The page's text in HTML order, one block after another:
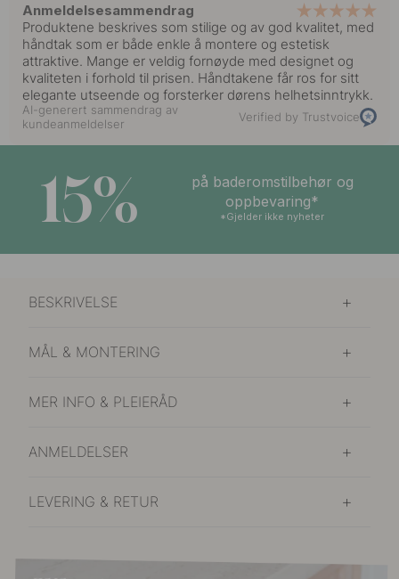
Anmeldelsesammendrag
Produktene beskrives som stilige og av god kvalitet, med
håndtak som er både enkle å montere og estetisk
attraktive. Mange er veldig fornøyde med designet og
kvaliteten i forhold til prisen. Håndtakene får ros for sitt
elegante utseende og forsterker dørens helhetsinntrykk.
AI-generert sammendrag av
kundeanmeldelser
Verified by Trustvoice
15%
på baderomstilbehør og
oppbevaring*
*Gjelder ikke nyheter
BESKRIVELSE
MÅL & MONTERING
MER INFO & PLEIERÅD
ANMELDELSER
LEVERING & RETUR